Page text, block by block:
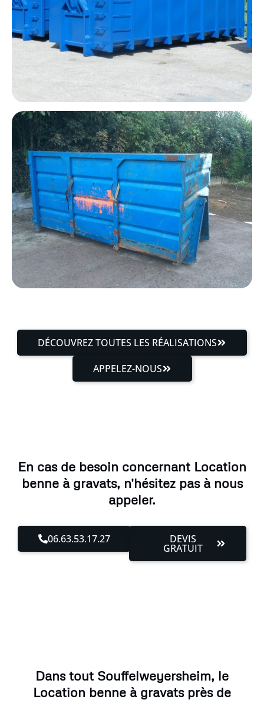
DÉCOUVREZ TOUTES LES RÉALISATIONS
APPELEZ-NOUS
En cas de besoin concernant Location
benne à gravats, n'hésitez pas à nous
appeler.
06.63.53.17.27 DEVIS
GRATUIT
Dans tout Souffelweyersheim, le
Location benne à gravats près de